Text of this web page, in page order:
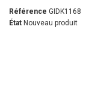
Référence GIDK1168
État Nouveau produit